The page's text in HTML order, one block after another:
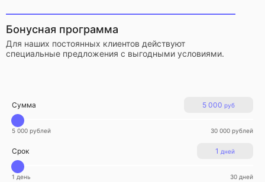
Бонусная программа
Для наших постоянных клиентов действуют
специальные предложения с выгодными условиями.
5 000 руб
Сумма
5 000 рублей 30 000 рублей
1 дней
Срок
1 день 30 дней